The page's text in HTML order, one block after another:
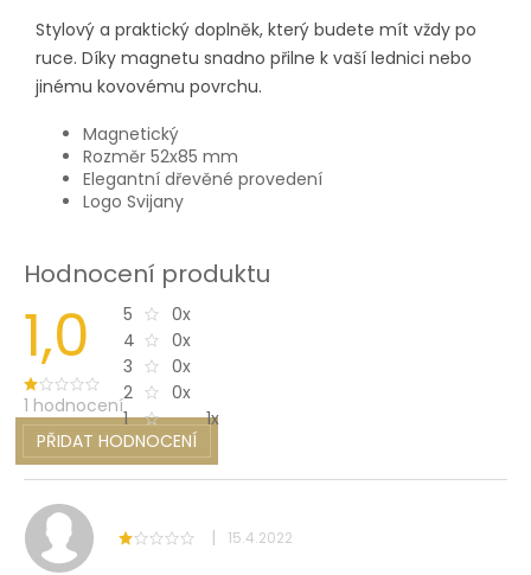
Stylový a praktický doplněk, který budete mít vždy po
ruce. Díky magnetu snadno přilne k vaší lednici nebo
jinému kovovému povrchu.
Magnetický
Rozměr 52x85 mm
Elegantní dřevěné provedení
Logo Svijany
Hodnocení produktu
1,0
1 hodnocení
5
0x
4
0x
3
0x
2
0x
1
1x
PŘIDAT HODNOCENÍ
V
ý
p
i
s
| 15.4.2022